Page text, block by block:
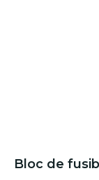
Bloc de